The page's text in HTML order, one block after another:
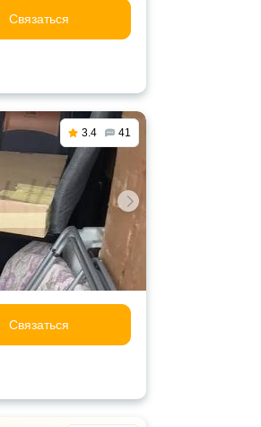
Связаться
3.4 41
Связаться